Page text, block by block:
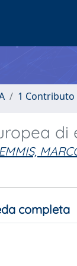
1 Contributo
completa